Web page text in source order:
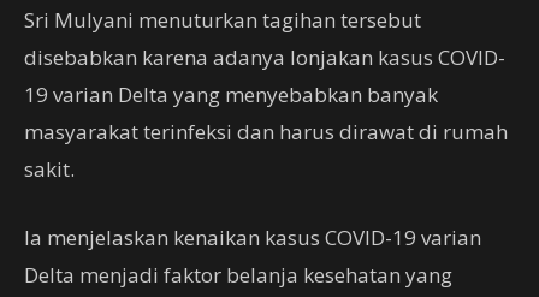
Sri Mulyani menuturkan tagihan tersebut
disebabkan karena adanya lonjakan kasus COVID-
19 varian Delta yang menyebabkan banyak
masyarakat terinfeksi dan harus dirawat di rumah
sakit.
Ia menjelaskan kenaikan kasus COVID-19 varian
Delta menjadi faktor belanja kesehatan yang